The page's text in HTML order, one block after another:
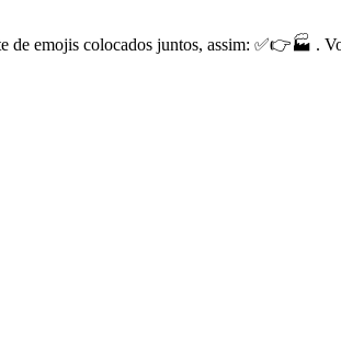
de emojis colocados juntos, assim: ✅👉🏭 .